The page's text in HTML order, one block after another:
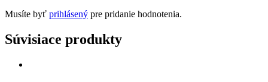
Musíte byť prihlásený pre pridanie hodnotenia.
Súvisiace produkty